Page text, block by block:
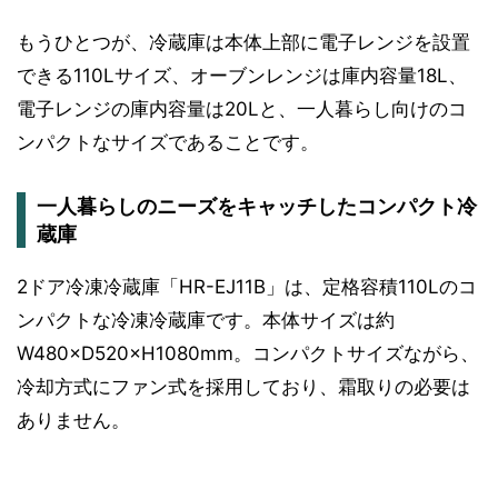
もうひとつが、冷蔵庫は本体上部に電子レンジを設置
できる110Lサイズ、オーブンレンジは庫内容量18L、
電子レンジの庫内容量は20Lと、一人暮らし向けのコ
ンパクトなサイズであることです。
一人暮らしのニーズをキャッチしたコンパクト冷
蔵庫
2ドア冷凍冷蔵庫「HR-EJ11B」は、定格容積110Lのコ
ンパクトな冷凍冷蔵庫です。本体サイズは約
W480×D520×H1080mm。コンパクトサイズながら、
冷却方式にファン式を採用しており、霜取りの必要は
ありません。